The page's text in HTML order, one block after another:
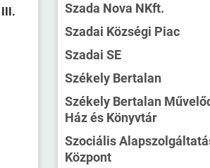
Szada Nova NKft.
Szadai Községi Piac
Szadai SE
Székely Bertalan
Székely Bertalan
Ház és Könyvtár
Szociális
Központ